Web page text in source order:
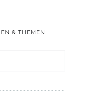
& THEMEN